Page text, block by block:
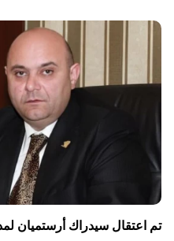
تم اعتقال سيدراك أرستميان